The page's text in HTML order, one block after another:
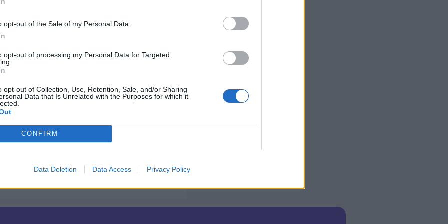
opt-out of the Sale of my Personal Data.
opt-out of processing my Personal Data for Targeted
opt-out of Collection, Use, Retention, Sale, and/or Sharing
Data that Is Unrelated with the Purposes for which it
CONFIRM
Data Deletion Data Access Privacy Policy
skal de være meget velkomne til at
kontakte Mette Smalbro, hvis du vil
tilbud, tegne medlemskab eller måske
finde Hjerteforeningen Hjørring på
tilbud i den frivillige sociale verden
kan du kontakte Mette Jakobsen,
i Østergade.